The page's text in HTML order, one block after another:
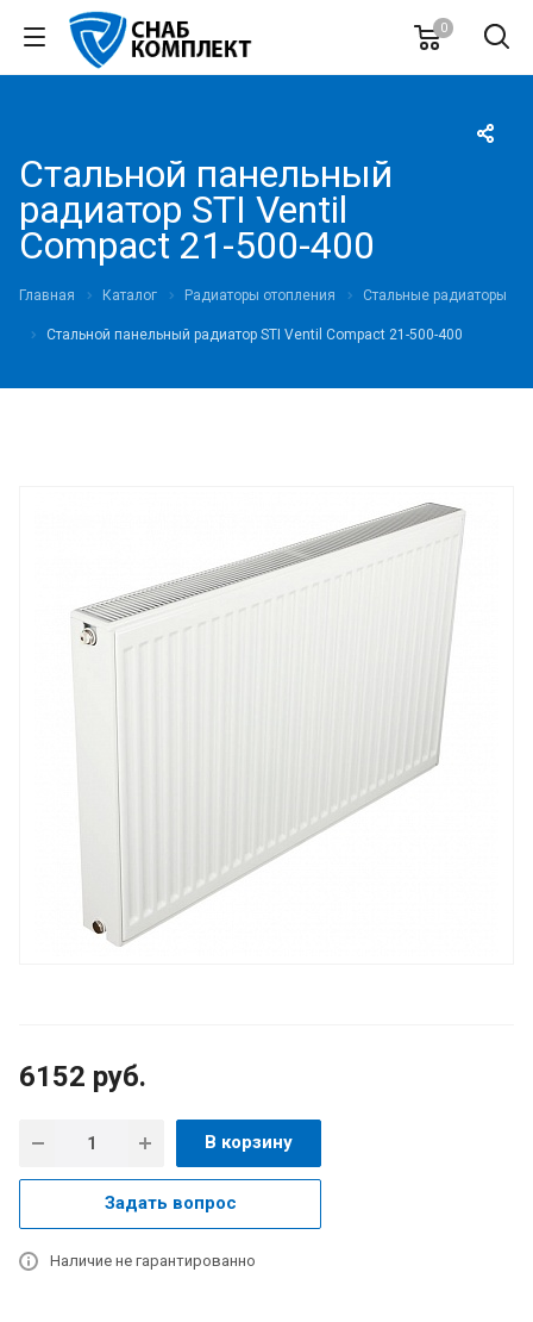
0
Стальной панельный
радиатор STI Ventil
Compact 21-500-400
Главная Каталог Радиаторы отопления Стальные радиаторы
Стальной панельный радиатор STI Ventil Compact 21-500-400
6152 руб.
В корзину
Задать вопрос
Наличие не гарантированно